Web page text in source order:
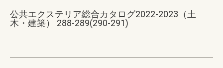
公共エクステリア総合カタログ2022-2023（土
木・建築） 288-289(290-291)